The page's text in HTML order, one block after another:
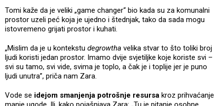
Tomi kaže da je veliki „game changer“ bio kada su za komunalni
prostor uzeli peć koja je ujedno i štednjak, tako da sada mogu
istovremeno grijati prostor i kuhati.
„Mislim da je u kontekstu degrowtha velika stvar to što toliki broj
ljudi koristi jedan prostor. Imamo dvije svjetiljke koje koriste svi –
svi su tamo, svi vide, svima je toplo, a čak je i toplije jer je puno
ljudi unutra”, priča nam Zara.
Vode se idejom smanjenja potrošnje resursa kroz prihvaćanje